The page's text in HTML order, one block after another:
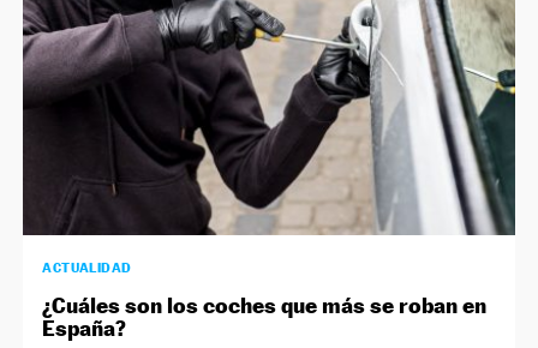
ACTUALIDAD
¿Cuáles son los coches que más se roban en
España?